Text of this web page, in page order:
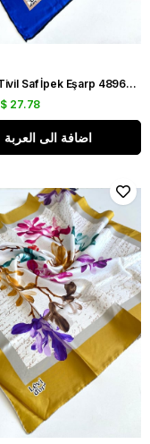
Levidor Tivil Saf İpek Eşarp 48962 Mavi Karışık Desen
$ 27.78
اضافة الى العربة